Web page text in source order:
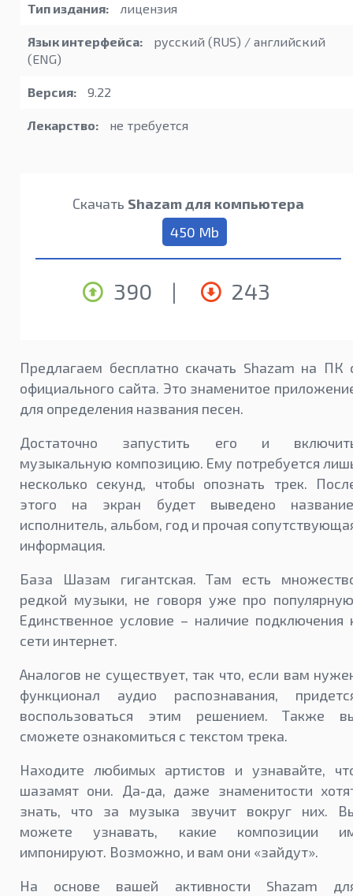
Тип издания: лицензия
Язык интерфейса:
русский (RUS) / английский
(ENG)
Версия: 9.22
Лекарство: не требуется
Скачать Shazam для компьютера
450 Mb
390 | 243
Предлагаем бесплатно скачать Shazam на ПК
официального сайта. Это знаменитое
для определения названия песен.
Достаточно запустить его и
музыкальную композицию. Ему потребуется
несколько секунд, чтобы опознать трек.
этого на экран будет выведено
исполнитель, альбом, год и прочая
информация.
База Шазам гигантская. Там есть
редкой музыки, не говоря уже про
Единственное условие – наличие подключения
сети интернет.
Аналогов не существует, так что, если вам
функционал аудио распознавания,
воспользоваться этим решением. Также
сможете ознакомиться с текстом трека.
Находите любимых артистов и узнавайте,
шазамят они. Да-да, даже знаменитости
знать, что за музыка звучит вокруг них.
можете узнавать, какие композиции
импонируют. Возможно, и вам они «зайдут».
На основе вашей активности Shazam